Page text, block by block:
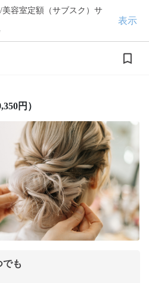
容室定額（サブスク）サ
表示
円）
も